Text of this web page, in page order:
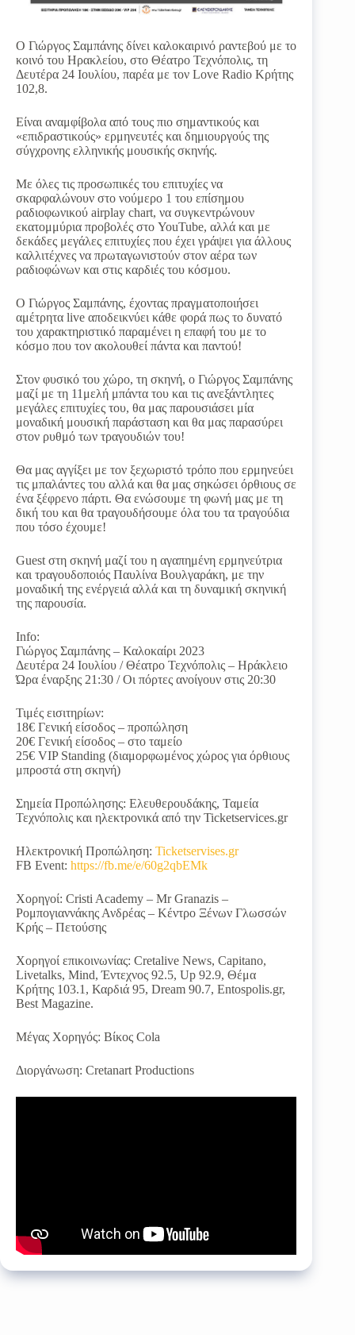
Ο Γιώργος Σαμπάνης δίνει καλοκαιρινό ραντεβού με το
κοινό του Ηρακλείου, στο Θέατρο Τεχνόπολις, τη
Δευτέρα 24 Ιουλίου, παρέα με τον Love Radio Κρήτης
102,8.
Είναι αναμφίβολα από τους πιο σημαντικούς και
«επιδραστικούς» ερμηνευτές και δημιουργούς της
σύγχρονης ελληνικής μουσικής σκηνής.
Με όλες τις προσωπικές του επιτυχίες να
σκαρφαλώνουν στο νούμερο 1 του επίσημου
ραδιοφωνικού airplay chart, να συγκεντρώνουν
εκατομμύρια προβολές στο YouTube, αλλά και με
δεκάδες μεγάλες επιτυχίες που έχει γράψει για άλλους
καλλιτέχνες να πρωταγωνιστούν στον αέρα των
ραδιοφώνων και στις καρδιές του κόσμου.
Ο Γιώργος Σαμπάνης, έχοντας πραγματοποιήσει
αμέτρητα live αποδεικνύει κάθε φορά πως το δυνατό
του χαρακτηριστικό παραμένει η επαφή του με το
κόσμο που τον ακολουθεί πάντα και παντού!
Στον φυσικό του χώρο, τη σκηνή, ο Γιώργος Σαμπάνης
μαζί με τη 11μελή μπάντα του και τις ανεξάντλητες
μεγάλες επιτυχίες του, θα μας παρουσιάσει μία
μοναδική μουσική παράσταση και θα μας παρασύρει
στον ρυθμό των τραγουδιών του!
Θα μας αγγίξει με τον ξεχωριστό τρόπο που ερμηνεύει
τις μπαλάντες του αλλά και θα μας σηκώσει όρθιους σε
ένα ξέφρενο πάρτι. Θα ενώσουμε τη φωνή μας με τη
δική του και θα τραγουδήσουμε όλα του τα τραγούδια
που τόσο έχουμε!
Guest στη σκηνή μαζί του η αγαπημένη ερμηνεύτρια
και τραγουδοποιός Παυλίνα Βουλγαράκη, με την
μοναδική της ενέργειά αλλά και τη δυναμική σκηνική
της παρουσία.
Info:
Γιώργος Σαμπάνης – Καλοκαίρι 2023
Δευτέρα 24 Ιουλίου / Θέατρο Τεχνόπολις – Ηράκλειο
Ώρα έναρξης 21:30 / Οι πόρτες ανοίγουν στις 20:30
Τιμές εισιτηρίων:
18€ Γενική είσοδος – προπώληση
20€ Γενική είσοδος – στο ταμείο
25€ VIP Standing (διαμορφωμένος χώρος για όρθιους
μπροστά στη σκηνή)
Σημεία Προπώλησης: Ελευθερουδάκης, Ταμεία
Τεχνόπολις και ηλεκτρονικά από την Ticketservices.gr
Ηλεκτρονική Προπώληση: Ticketservises.gr
FB Event: https://fb.me/e/60g2qbEMk
Χορηγοί: Cristi Academy – Mr Granazis –
Ρομπογιαννάκης Ανδρέας – Κέντρο Ξένων Γλωσσών
Κρής – Πετούσης
Χορηγοί επικοινωνίας: Cretalive News, Capitano,
Livetalks, Mind, Έντεχνος 92.5, Up 92.9, Θέμα
Κρήτης 103.1, Καρδιά 95, Dream 90.7, Entospolis.gr,
Best Magazine.
Μέγας Χορηγός: Βίκος Cola
Διοργάνωση: Cretanart Productions